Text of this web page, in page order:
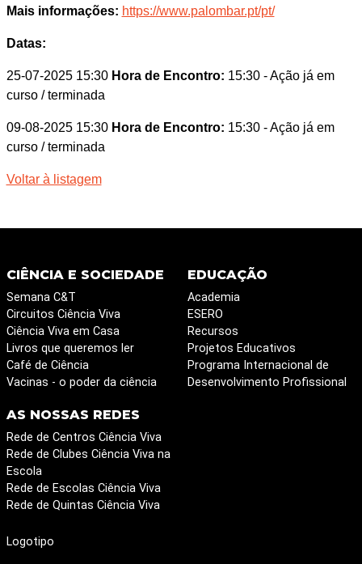
Mais informações: https://www.palombar.pt/pt/
Datas:
25-07-2025 15:30 Hora de Encontro: 15:30 - Ação já em
curso / terminada
09-08-2025 15:30 Hora de Encontro: 15:30 - Ação já em
curso / terminada
Voltar à listagem
CIÊNCIA E SOCIEDADE
Semana C&T
Circuitos Ciência Viva
Ciência Viva em Casa
Livros que queremos ler
Café de Ciência
Vacinas - o poder da ciência
EDUCAÇÃO
Academia
ESERO
Recursos
Projetos Educativos
Programa Internacional de
Desenvolvimento Profissional
AS NOSSAS REDES
Rede de Centros Ciência Viva
Rede de Clubes Ciência Viva na
Escola
Rede de Escolas Ciência Viva
Rede de Quintas Ciência Viva
Logotipo